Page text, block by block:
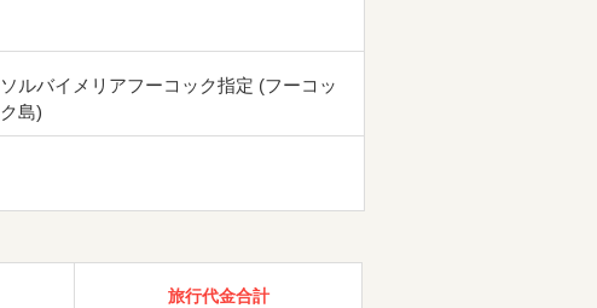
ソルバイメリアフーコック指定 (フーコッ
ク島)
旅行代金合計